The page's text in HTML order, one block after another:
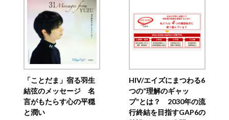
「ことだま」宿る羽生
結弦のメッセージ 名
言がもたらす心の平穏
と潤い
HIV/エイズにまつわる6
つの“理解のギャッ
プ”とは？ 2030年の流
行終結を目指すGAP6の